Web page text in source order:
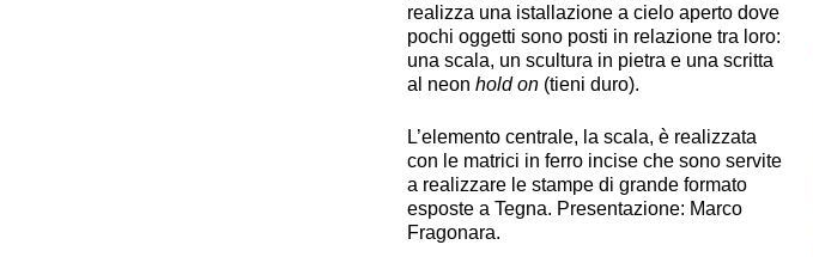
realizza una istallazione a cielo aperto dove
pochi oggetti sono posti in relazione tra loro:
una scala, un scultura in pietra e una scritta
al neon hold on (tieni duro).
L’elemento centrale, la scala, è realizzata
con le matrici in ferro incise che sono servite
a realizzare le stampe di grande formato
esposte a Tegna. Presentazione: Marco
Fragonara.